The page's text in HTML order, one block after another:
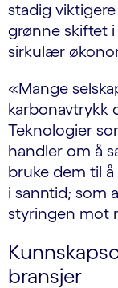
stadig
grønne skiftet
sirkulær
«Mange
karbonavtrykk
Teknologier
handler om å
bruke dem til
i sanntid; som
styringen mot
bransjer